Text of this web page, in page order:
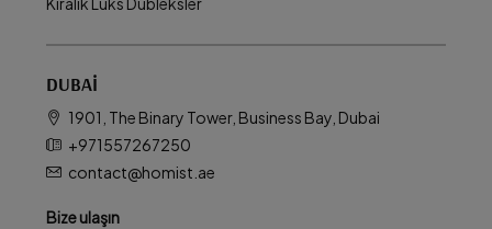
DUBAI
1901, The Binary Tower, Business Bay, Dubai
+971557267250
contact@homist.ae
Bize ulaşın